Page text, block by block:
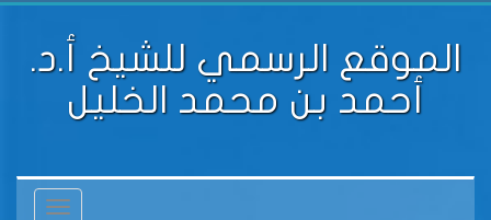
الموقع الرسمي للشيخ أ.د.
أحمد بن محمد الخليل
Toggle